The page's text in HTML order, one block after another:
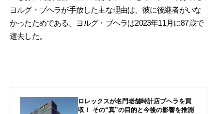
ヨルグ・ブヘラが手放した主な理由は、彼に後継者がいな
かったためである。ヨルグ・ブヘラは2023年11月に87歳で
逝去した。
ロレックスが名門老舗時計店ブヘラを買
収！ その“真”の目的と今後の影響を推測